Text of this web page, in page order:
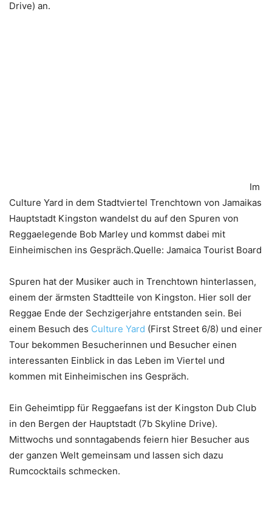
Drive) an.
Im
Culture Yard in dem Stadtviertel Trenchtown von Jamaikas
Hauptstadt Kingston wandelst du auf den Spuren von
Reggaelegende Bob Marley und kommst dabei mit
Einheimischen ins Gespräch.Quelle: Jamaica Tourist Board
Spuren hat der Musiker auch in Trenchtown hinterlassen,
einem der ärmsten Stadtteile von Kingston. Hier soll der
Reggae Ende der Sechzigerjahre entstanden sein. Bei
einem Besuch des Culture Yard (First Street 6/8) und einer
Tour bekommen Besucherinnen und Besucher einen
interessanten Einblick in das Leben im Viertel und
kommen mit Einheimischen ins Gespräch.
Ein Geheimtipp für Reggaefans ist der Kingston Dub Club
in den Bergen der Hauptstadt (7b Skyline Drive).
Mittwochs und sonntagabends feiern hier Besucher aus
der ganzen Welt gemeinsam und lassen sich dazu
Rumcocktails schmecken.